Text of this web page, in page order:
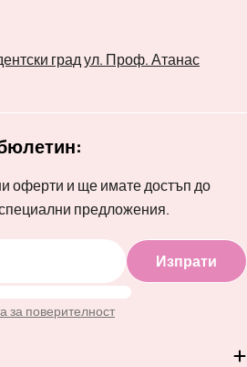
град ул. Проф. Атанас
оферти и ще имате достъп до
предложения.
Изпрати
за поверителност